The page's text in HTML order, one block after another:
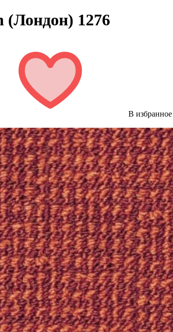
(Лондон) 1276
В избранное